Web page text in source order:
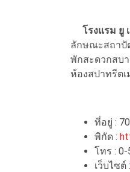
โรงแรม ยู
ลักษณะสถาปั
พักสะดวกสบ
ห้องสปาทรีต
ที่อยู่ :
พิกัด :
โทร : 0-
เว็บไซต์ :